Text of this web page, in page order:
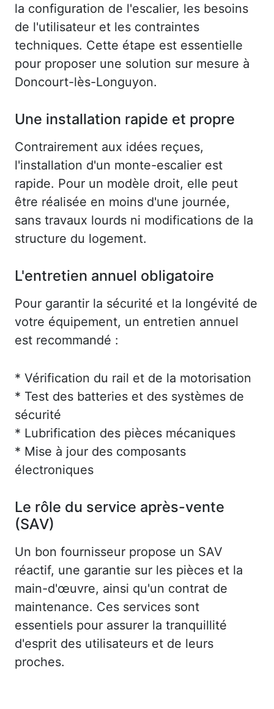
la configuration de l'escalier, les besoins
de l'utilisateur et les contraintes
techniques. Cette étape est essentielle
pour proposer une solution sur mesure à
Doncourt-lès-Longuyon.
Une installation rapide et propre
Contrairement aux idées reçues,
l'installation d'un monte-escalier est
rapide. Pour un modèle droit, elle peut
être réalisée en moins d'une journée,
sans travaux lourds ni modifications de la
structure du logement.
L'entretien annuel obligatoire
Pour garantir la sécurité et la longévité de
votre équipement, un entretien annuel
est recommandé :
* Vérification du rail et de la motorisation
* Test des batteries et des systèmes de
sécurité
* Lubrification des pièces mécaniques
* Mise à jour des composants
électroniques
Le rôle du service après-vente
(SAV)
Un bon fournisseur propose un SAV
réactif, une garantie sur les pièces et la
main-d'œuvre, ainsi qu'un contrat de
maintenance. Ces services sont
essentiels pour assurer la tranquillité
d'esprit des utilisateurs et de leurs
proches.